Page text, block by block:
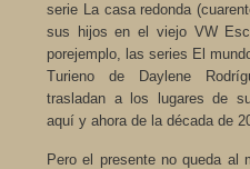
serie La casa redonda
sus hijos en el viejo VW
porejemplo, las series El
Turieno de Daylene
trasladan a los lugares de
aquí y ahora de la década de
Pero el presente no queda al